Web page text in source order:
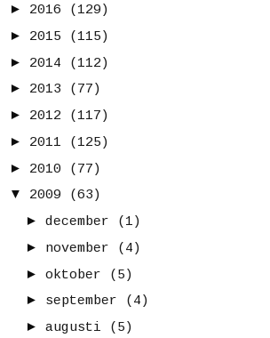
► 2016
(129)
► 2015
(115)
► 2014
(112)
► 2013
(77)
► 2012
(117)
► 2011
(125)
► 2010
(77)
▼
2009
(63)
► december
(1)
► november
(4)
► oktober
(5)
► september
(4)
► augusti
(5)